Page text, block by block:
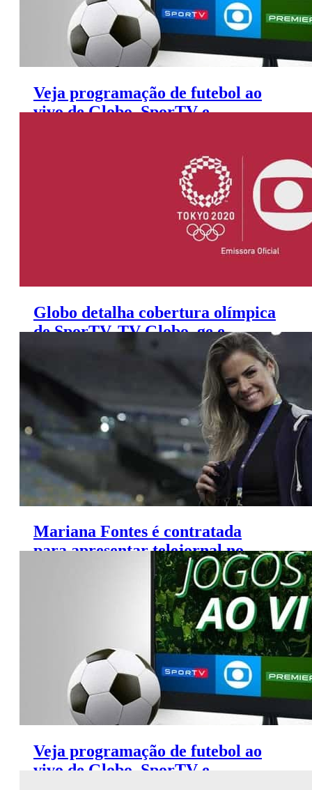
Veja programação de futebol ao
vivo de Globo, SporTV e
Globo detalha cobertura olímpica
de SporTV, TV Globo, ge e
Mariana Fontes é contratada
para apresentar telejornal no
Veja programação de futebol ao
vivo de Globo, SporTV e